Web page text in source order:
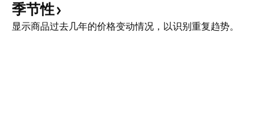
季节性
显示商品过去几年的价格变动情况，以识别重复趋势。